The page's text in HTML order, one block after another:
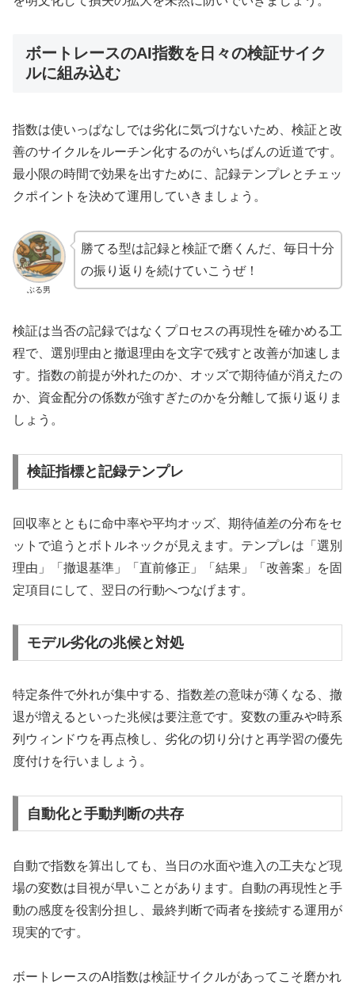
ボートレースのAI指数を日々の検証サイク
ルに組み込む
指数は使いっぱなしでは劣化に気づけないため、検証と改
善のサイクルをルーチン化するのがいちばんの近道です。
最小限の時間で効果を出すために、記録テンプレとチェッ
クポイントを決めて運用していきましょう。
ぶる男
勝てる型は記録と検証で磨くんだ、毎日十分
の振り返りを続けていこうぜ！
検証は当否の記録ではなくプロセスの再現性を確かめる工
程で、選別理由と撤退理由を文字で残すと改善が加速しま
す。指数の前提が外れたのか、オッズで期待値が消えたの
か、資金配分の係数が強すぎたのかを分離して振り返りま
しょう。
検証指標と記録テンプレ
回収率とともに命中率や平均オッズ、期待値差の分布をセ
ットで追うとボトルネックが見えます。テンプレは「選別
理由」「撤退基準」「直前修正」「結果」「改善案」を固
定項目にして、翌日の行動へつなげます。
モデル劣化の兆候と対処
特定条件で外れが集中する、指数差の意味が薄くなる、撤
退が増えるといった兆候は要注意です。変数の重みや時系
列ウィンドウを再点検し、劣化の切り分けと再学習の優先
度付けを行いましょう。
自動化と手動判断の共存
自動で指数を算出しても、当日の水面や進入の工夫など現
場の変数は目視が早いことがあります。自動の再現性と手
動の感度を役割分担し、最終判断で両者を接続する運用が
現実的です。
ボートレースのAI指数は検証サイクルがあってこそ磨かれ